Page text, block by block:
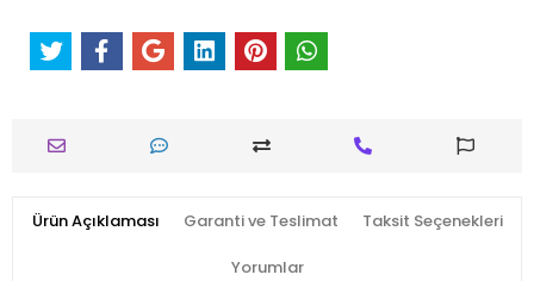
Ürün Açıklaması Garanti ve Teslimat Taksit Seçenekleri
Yorumlar